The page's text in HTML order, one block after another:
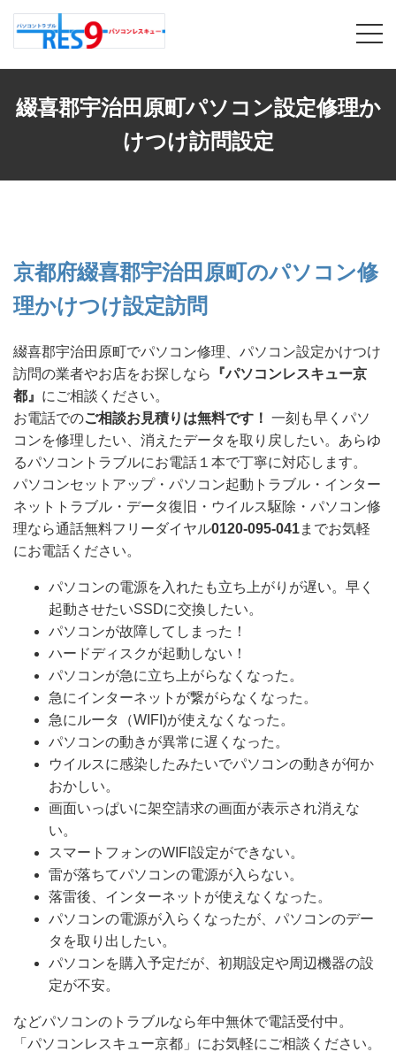
綴喜郡宇治田原町パソコン設定修理か
けつけ訪問設定
京都府綴喜郡宇治田原町のパソコン修
理かけつけ設定訪問
綴喜郡宇治田原町でパソコン修理、パソコン設定かけつけ
訪問の業者やお店をお探しなら
『パソコンレスキュー京
都』 にご相談ください。
お電話でのご相談お見積りは無料です！ 一刻も早くパソ
コンを修理したい、消えたデータを取り戻したい。あらゆ
るパソコントラブルにお電話１本で丁寧に対応します。
パソコンセットアップ・パソコン起動トラブル・インター
ネットトラブル・データ復旧・ウイルス駆除・パソコン修
理なら通話無料フリーダイヤル0120-095-041までお気軽
にお電話ください。
パソコンの電源を入れたも立ち上がりが遅い。早く
起動させたいSSDに交換したい。
パソコンが故障してしまった！
ハードディスクが起動しない！
パソコンが急に立ち上がらなくなった。
急にインターネットが繋がらなくなった。
急にルータ（WIFI)が使えなくなった。
パソコンの動きが異常に遅くなった。
ウイルスに感染したみたいでパソコンの動きが何か
おかしい。
画面いっぱいに架空請求の画面が表示され消えな
い。
スマートフォンのWIFI設定ができない。
雷が落ちてパソコンの電源が入らない。
落雷後、インターネットが使えなくなった。
パソコンの電源が入らくなったが、パソコンのデー
タを取り出したい。
パソコンを購入予定だが、初期設定や周辺機器の設
定が不安。
などパソコンのトラブルなら年中無休で電話受付中。
「パソコンレスキュー京都」にお気軽にご相談ください。